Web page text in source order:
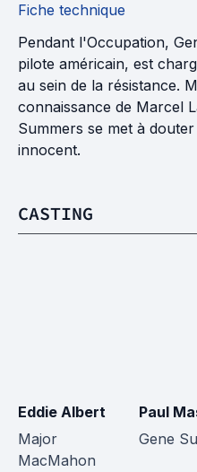
Fiche technique
Pendant l'Occupation,
pilote américain, est
au sein de la résistance.
connaissance de Marcel
Summers se met à
innocent.
CASTING
Eddie Albert
Major
MacMahon
Paul
Gene